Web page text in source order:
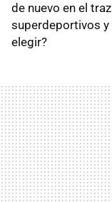
de nuevo en el
superdeportivos y
elegir?